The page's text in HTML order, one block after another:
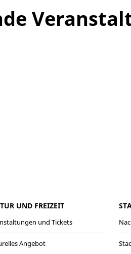
UND FREIZEIT
und Tickets
Angebot